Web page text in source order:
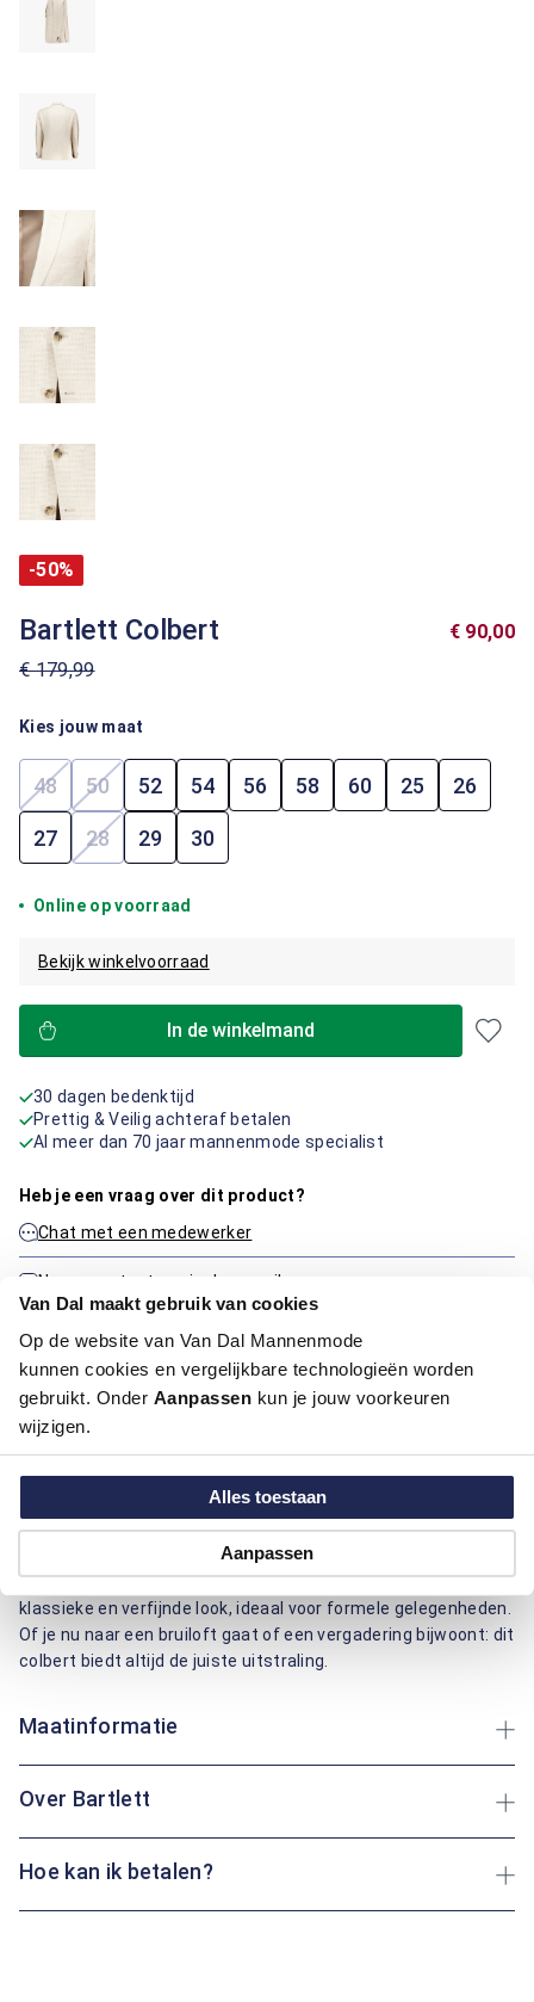
Van Dal maakt gebruik van cookies
Op de website van Van Dal Mannenmode
kunnen cookies en vergelijkbare technologieën worden
gebruikt. Onder Aanpassen kun je jouw voorkeuren
wijzigen.
Alles toestaan
Aanpassen
-50%
Bartlett Colbert
€ 179,99
€ 90,00
Kies jouw maat
48(Deze optie is momenteel niet beschikbaar.)
50(Deze optie is momenteel niet beschikbaar.)
52 54 56 58 60 25 26
27 28(Deze optie is momenteel niet beschikbaar.)
29 30
Online op voorraad
Bekijk winkelvoorraad
In de winkelmand
30 dagen bedenktijd
Prettig & Veilig achteraf betalen
Al meer dan 70 jaar mannenmode specialist
Heb je een vraag over dit product?
Chat met een medewerker
Neem contact op via de e-mail
Productinformatie
Artikelnummer
Dit colbert van Bartlett, uitgevoerd in een warme beige tint,
combineert een formele uitstraling met een regular fit
pasvorm. De twee knopen en dubbele split zorgen voor een
klassieke en verfijnde look, ideaal voor formele gelegenheden.
Of je nu naar een bruiloft gaat of een vergadering bijwoont: dit
colbert biedt altijd de juiste uitstraling.
Maatinformatie
Over Bartlett
Hoe kan ik betalen?